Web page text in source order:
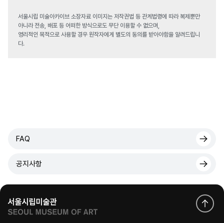
서울시립 미술아카이브 소장자료 이미지는 저작권법 등 관계법령에 따라 복제뿐만
아니라 전송, 배포 등 어떠한 방식으로도 무단 이용할 수 없으며,
영리적인 목적으로 사용할 경우 원작자에게 별도의 동의를 받아야함을 알려드립니
다.
FAQ
공지사항